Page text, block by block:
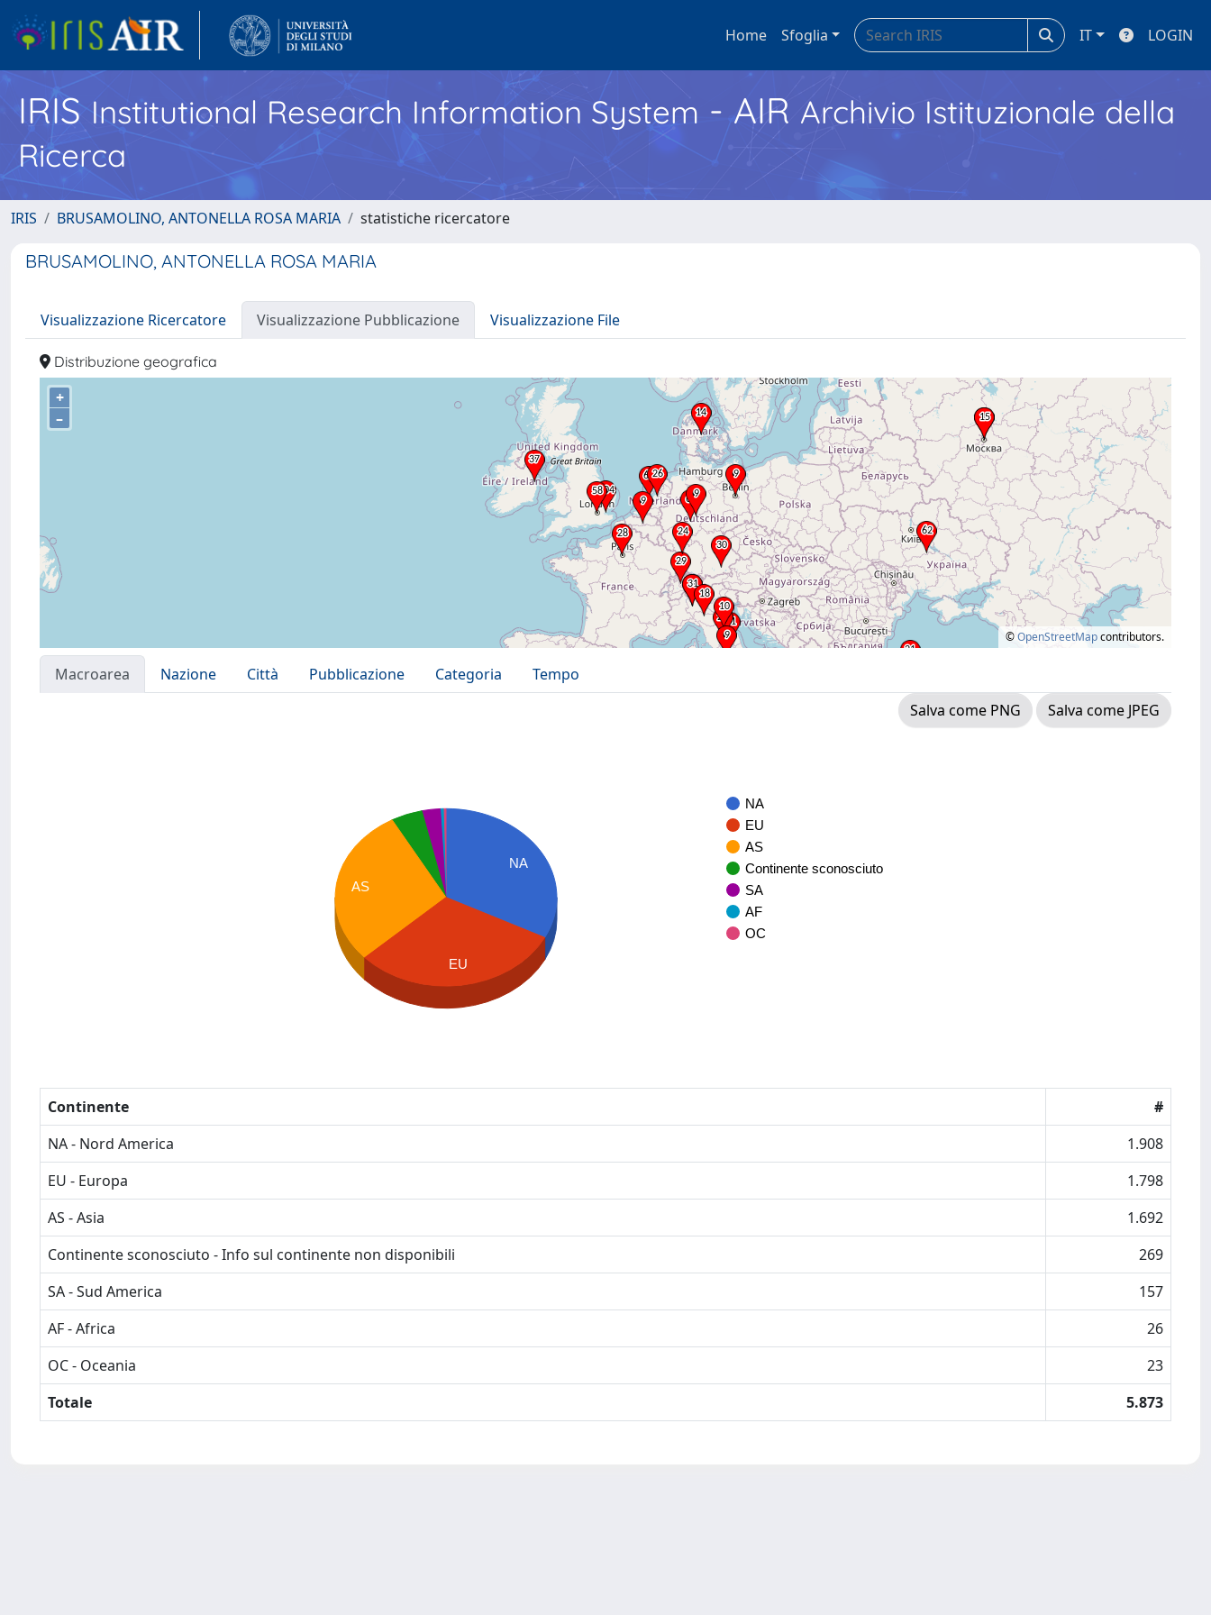
Home Sfoglia IT LOGIN
IRISInstitutional Research Information System - AIR Archivio Istituzionale della
Ricerca
IRIS BRUSAMOLINO, ANTONELLA ROSA MARIA statistiche ricercatore
BRUSAMOLINO, ANTONELLA ROSA MARIA
Visualizzazione Ricercatore Visualizzazione Pubblicazione Visualizzazione File
Distribuzione geografica
+
–
©OpenStreetMapcontributors.
Macroarea Nazione Città Pubblicazione Categoria
Tempo
Salva come PNG
Salva come JPEG
NA
EU
AS
Continente sconosciuto
SA
AF
OC
NA
AS
EU
Continente
#
NA - Nord America
1.908
EU - Europa
1.798
AS - Asia
1.692
Continente sconosciuto - Info sul continente non disponibili
269
SA - Sud America
157
AF - Africa
26
OC - Oceania
23
Totale
5.873